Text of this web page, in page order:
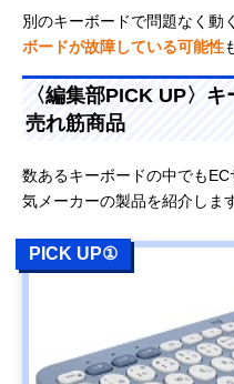
別のキーボードで問題なく動
ボードが故障している可能性
〈編集部PICK UP〉
売れ筋商品
数あるキーボードの中でも
気メーカーの製品を紹介しま
PICK UP①